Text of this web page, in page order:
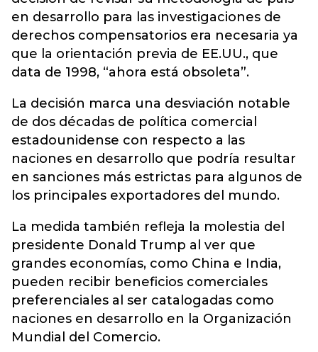
en desarrollo para las investigaciones de
derechos compensatorios era necesaria ya
que la orientación previa de EE.UU., que
data de 1998, “ahora está obsoleta”.
La decisión marca una desviación notable
de dos décadas de política comercial
estadounidense con respecto a las
naciones en desarrollo que podría resultar
en sanciones más estrictas para algunos de
los principales exportadores del mundo.
La medida también refleja la molestia del
presidente Donald Trump al ver que
grandes economías, como China e India,
pueden recibir beneficios comerciales
preferenciales al ser catalogadas como
naciones en desarrollo en la Organización
Mundial del Comercio.